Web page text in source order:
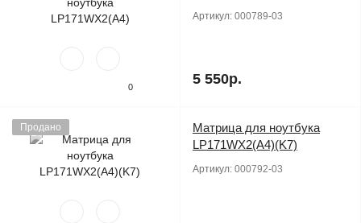
0
Артикул: 000789-03
5 550р.
Продано
Матрица для ноутбука
LP171WX2(A4)(K7)
Артикул: 000792-03